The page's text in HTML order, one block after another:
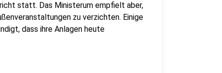
statt. Das Ministerum empfielt aber,
zu verzichten. Einige
dass ihre Anlagen heute